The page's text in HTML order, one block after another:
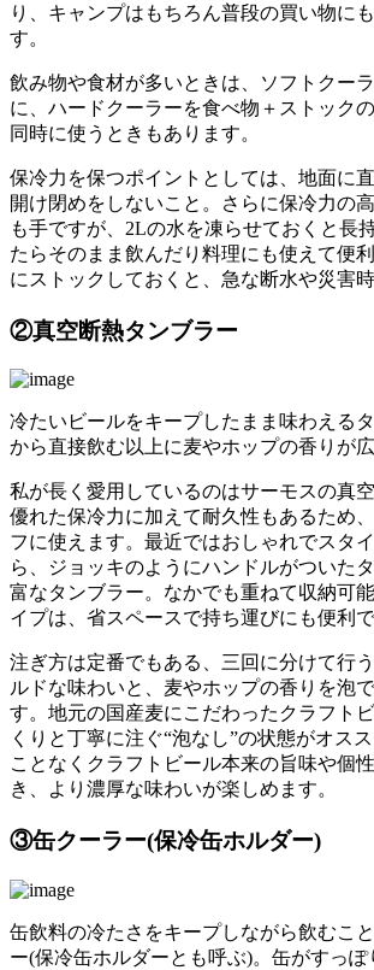
り、キャンプはもちろん普段の買い物に
す。
飲み物や食材が多いときは、ソフトクー
に、ハードクーラーを食べ物＋ストック
同時に使うときもあります。
保冷力を保つポイントとしては、地面に
開け閉めをしないこと。さらに保冷力の
も手ですが、2Lの水を凍らせておくと長
たらそのまま飲んだり料理にも使えて便
にストックしておくと、急な断水や災害
②真空断熱タンブラー
冷たいビールをキープしたまま味わえる
から直接飲む以上に麦やホップの香りが広
私が長く愛用しているのはサーモスの真
優れた保冷力に加えて耐久性もあるため
フに使えます。最近ではおしゃれでスタ
ら、ジョッキのようにハンドルがついた
富なタンブラー。なかでも重ねて収納可
イプは、省スペースで持ち運びにも便利で
注ぎ方は定番でもある、三回に分けて行
ルドな味わいと、麦やホップの香りを泡
す。地元の国産麦にこだわったクラフト
くりと丁寧に注ぐ“泡なし”の状態がオス
ことなくクラフトビール本来の旨味や個
き、より濃厚な味わいが楽しめます。
③缶クーラー(保冷缶ホルダー)
缶飲料の冷たさをキープしながら飲むこ
ー(保冷缶ホルダーとも呼ぶ)。缶がすっぽ